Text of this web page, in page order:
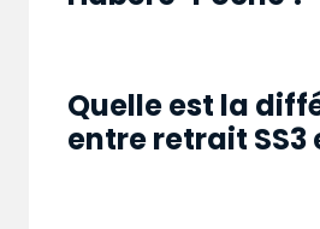
Quelle est la
entre retrait SS3